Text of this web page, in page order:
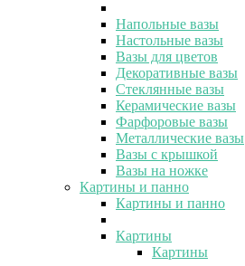
Напольные вазы
Настольные вазы
Вазы для цветов
Декоративные вазы
Стеклянные вазы
Керамические вазы
Фарфоровые вазы
Металлические вазы
Вазы с крышкой
Вазы на ножке
Картины и панно
Картины и панно
Картины
Картины